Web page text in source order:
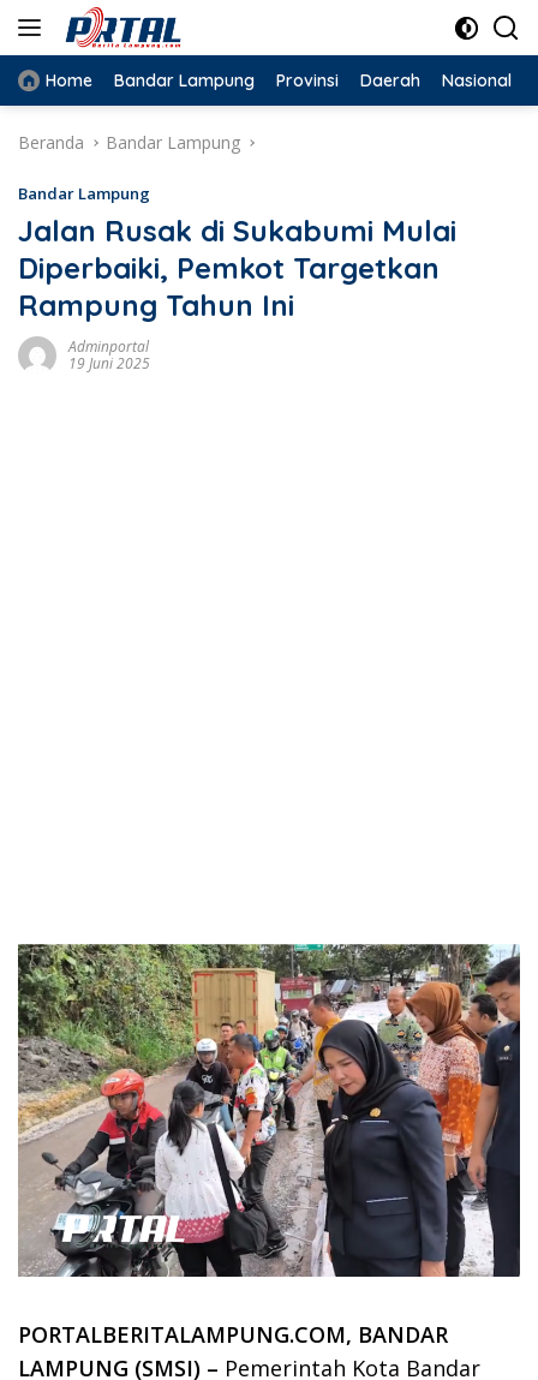
Langsung
konten
Home Bandar Lampung Provinsi Daerah Nasional
Beranda Bandar Lampung
Bandar Lampung
Jalan Rusak di Sukabumi Mulai
Diperbaiki, Pemkot Targetkan
Rampung Tahun Ini
Adminportal
19 Juni 2025
PORTALBERITALAMPUNG.COM, BANDAR
LAMPUNG (SMSI) – Pemerintah Kota Bandar